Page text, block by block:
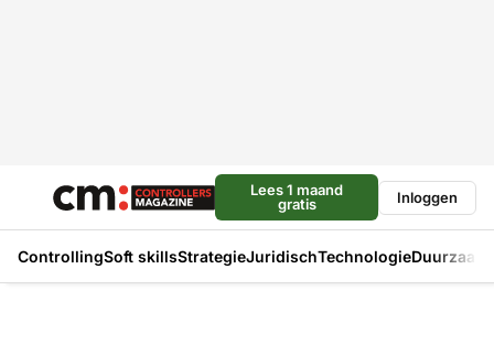
Lees 1 maand
gratis
Inloggen
ControllingSoft skillsStrategieJuridischTechnologie